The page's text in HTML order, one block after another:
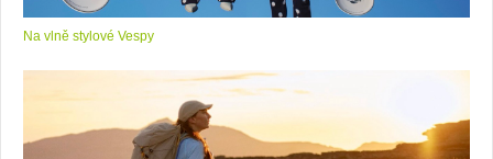
Na vlně stylové Vespy